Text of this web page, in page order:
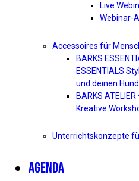
Live
Webinar-
Accessoires für
BARKS
ESSENTIALS
und deinen Hund.
BARKS
Kreative
Unterrichtskonzepte
AGENDA